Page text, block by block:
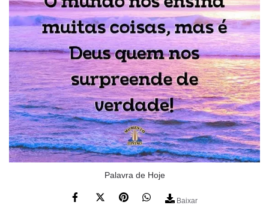
Palavra de Hoje
Baixar